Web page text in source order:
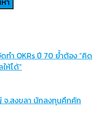
ทำ OKRs ปี 70 ย้ำต้อง “คิด
ห้ได้”
จ.สงขลา นักลงทุนคึกคัก